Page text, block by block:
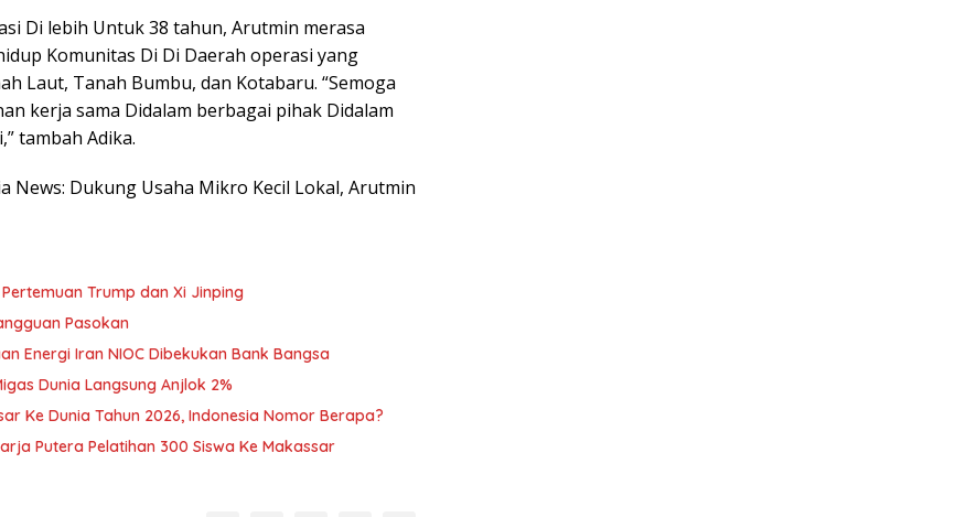
Di lebih Untuk 38 tahun, Arutmin merasa
Komunitas Di Di Daerah operasi yang
Laut, Tanah Bumbu, dan Kotabaru. “Semoga
kerja sama Didalam berbagai pihak Didalam
tambah Adika.
News: Dukung Usaha Mikro Kecil Lokal, Arutmin
Trump dan Xi Jinping
Pasokan
Energi Iran NIOC Dibekukan Bank Bangsa
Dunia Langsung Anjlok 2%
Ke Dunia Tahun 2026, Indonesia Nomor Berapa?
Putera Pelatihan 300 Siswa Ke Makassar